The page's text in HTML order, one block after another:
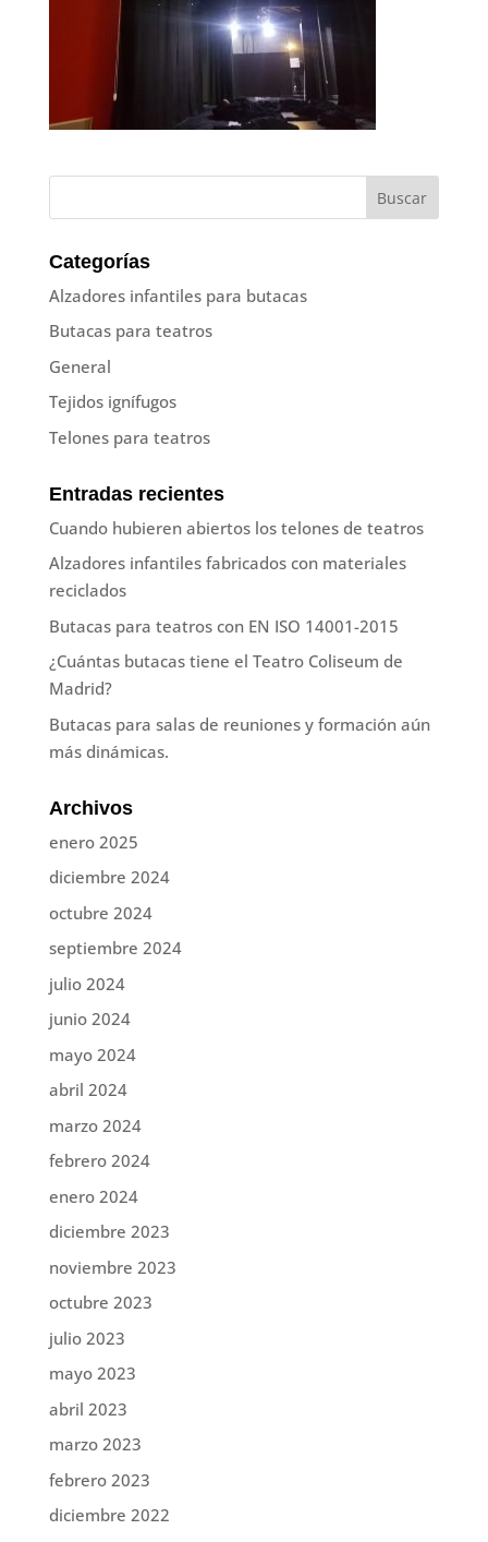
Categorías
Alzadores infantiles para butacas
Butacas para teatros
General
Tejidos ignífugos
Telones para teatros
Entradas recientes
Cuando hubieren abiertos los telones de teatros
Alzadores infantiles fabricados con materiales
reciclados
Butacas para teatros con EN ISO 14001-2015
¿Cuántas butacas tiene el Teatro Coliseum de
Madrid?
Butacas para salas de reuniones y formación aún
más dinámicas.
Archivos
enero 2025
diciembre 2024
octubre 2024
septiembre 2024
julio 2024
junio 2024
mayo 2024
abril 2024
marzo 2024
febrero 2024
enero 2024
diciembre 2023
noviembre 2023
octubre 2023
julio 2023
mayo 2023
abril 2023
marzo 2023
febrero 2023
diciembre 2022